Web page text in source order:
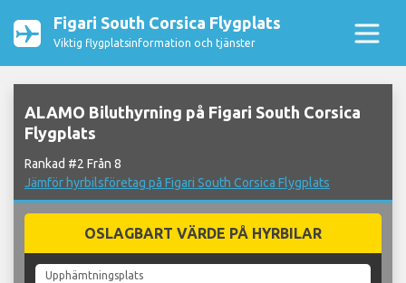
Figari South Corsica Flygplats
Viktig flygplatsinformation och tjänster
ALAMO Biluthyrning på Figari South Corsica
Flygplats
Rankad #2 Från 8
Jämför hyrbilsföretag på Figari South Corsica Flygplats
OSLAGBART VÄRDE PÅ HYRBILAR
Upphämtningsplats